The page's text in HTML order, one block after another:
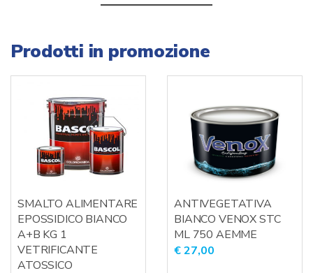
Prodotti in promozione
SMALTO ALIMENTARE
EPOSSIDICO BIANCO
A+B KG 1
VETRIFICANTE
ATOSSICO
ANTIVEGETATIVA
BIANCO VENOX STC
ML 750 AEMME
€27,00